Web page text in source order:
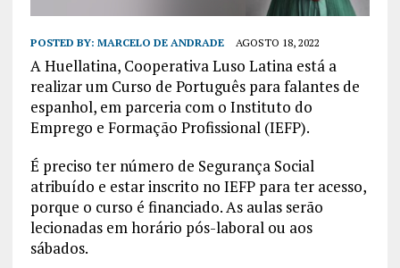
POSTED BY: MARCELO DE ANDRADE AGOSTO 18, 2022
A Huellatina, Cooperativa Luso Latina está a
realizar um Curso de Português para falantes de
espanhol, em parceria com o Instituto do
Emprego e Formação Profissional (IEFP).
É preciso ter número de Segurança Social
atribuído e estar inscrito no IEFP para ter acesso,
porque o curso é financiado. As aulas serão
lecionadas em horário pós-laboral ou aos
sábados.